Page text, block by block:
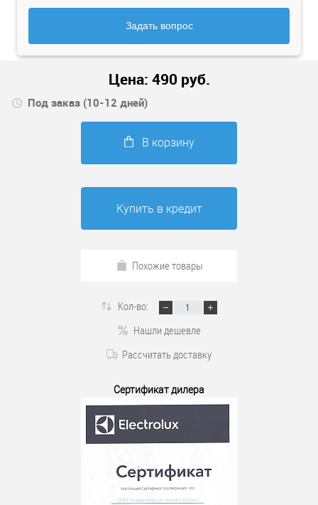
Задать вопрос
Цена: 490 руб.
Под заказ (10-12 дней)
В корзину
Купить в кредит
Похожие товары
Кол-во:
Нашли дешевле
Рассчитать доставку
Сертификат дилера